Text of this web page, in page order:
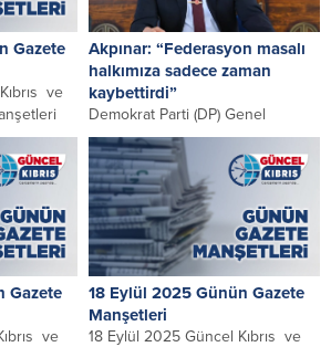
Gazete
ve
Akpınar: “Federasyon masalı
halkımıza sadece zaman
kaybettirdi”
Demokrat Parti (DP) Genel
Sekreteri ve Girne Milletvekili
Serhat Akpınar, federasyon
görüşmelerinin Kıbrıs Türk
halkına...
Gazete
ve
18 Eylül 2025 Günün Gazete
Manşetleri
18 Eylül 2025 Güncel Kıbrıs ve